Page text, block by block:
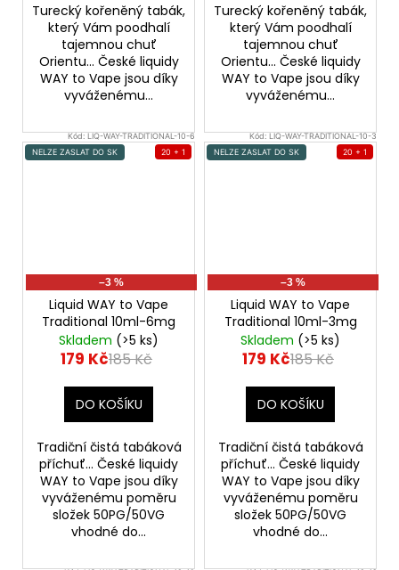
Turecký kořeněný tabák,
který Vám poodhalí
tajemnou chuť
Orientu... České liquidy
WAY to Vape jsou díky
vyváženému...
Turecký kořeněný tabák,
který Vám poodhalí
tajemnou chuť
Orientu... České liquidy
WAY to Vape jsou díky
vyváženému...
Kód:LIQ-WAY-TRADITIONAL-10-6
NELZE ZASLAT DO SK
–3 %
20 + 1
Liquid WAY to Vape
Traditional 10ml-6mg
Skladem (>5 ks)
179 Kč185 Kč
DO KOŠÍKU
Tradiční čistá tabáková
příchuť... České liquidy
WAY to Vape jsou díky
vyváženému poměru
složek 50PG/50VG
vhodné do...
Kód:LIQ-WAY-TRADITIONAL-10-3
NELZE ZASLAT DO SK
–3 %
20 + 1
Liquid WAY to Vape
Traditional 10ml-3mg
Skladem (>5 ks)
179 Kč185 Kč
DO KOŠÍKU
Tradiční čistá tabáková
příchuť... České liquidy
WAY to Vape jsou díky
vyváženému poměru
složek 50PG/50VG
vhodné do...